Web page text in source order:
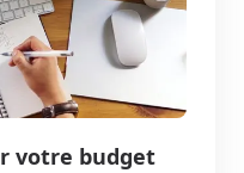
votre budget